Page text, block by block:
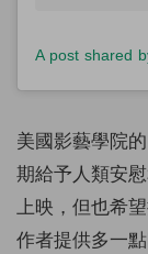
A post shared
美國影藝學院
期給予人類安
上映，但也希
作者提供多一